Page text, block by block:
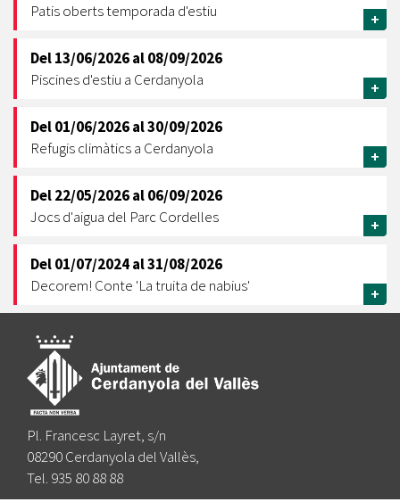
Patis oberts temporada d'estiu
+
Del13/06/2026al08/09/2026
Piscines d'estiu a Cerdanyola
+
Del01/06/2026al30/09/2026
Refugis climàtics a Cerdanyola
+
Del22/05/2026al06/09/2026
Jocs d'aigua del Parc Cordelles
+
Del01/07/2024al31/08/2026
Decorem! Conte 'La truita de nabius'
+
Pl. Francesc Layret, s/n
08290 Cerdanyola del Vallès,
Tel. 935 80 88 88